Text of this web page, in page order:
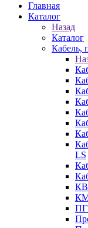
Главная
Каталог
Назад
Каталог
Кабель,
LS